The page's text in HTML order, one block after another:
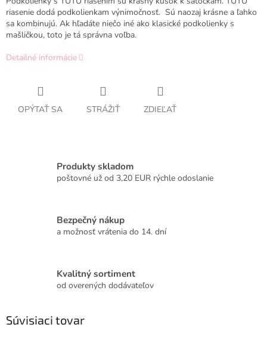
riasenie dodá podkolienkam výnimočnosť. Sú naozaj krásne a ľahko
sa kombinujú. Ak hľadáte niečo iné ako klasické podkolienky s
mašličkou, toto je tá správna voľba.
Detailné informácie
OPÝTAŤ SA STRÁŽIŤ ZDIEĽAŤ
Produkty skladom
poštovné už od 3,20 EUR rýchle odoslanie
Bezpečný nákup
a možnosť vrátenia do 14. dní
Kvalitný sortiment
od overených dodávateľov
Súvisiaci tovar